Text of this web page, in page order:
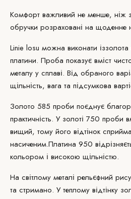
Комфорт важливий не менше, ніж
обручки розраховані на щоденне
Linie losu можна виконати іззолота
платини. Проба показує вміст
металу у сплаві. Від обраного
щільність, вага та підсумкова
Золото 585 проби поєднує
практичність. У золоті 750 проби
вищий, тому його відтінок
насиченим.Платина 950
кольором і високою щільністю.
На світлому металі рельєфний
та стримано. У теплому відтінку